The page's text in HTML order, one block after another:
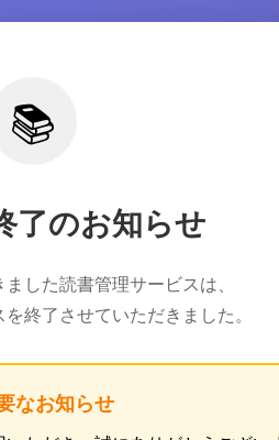
📚
了のお知らせ
した読書管理サービスは、
終了させていただきました。
なお知らせ